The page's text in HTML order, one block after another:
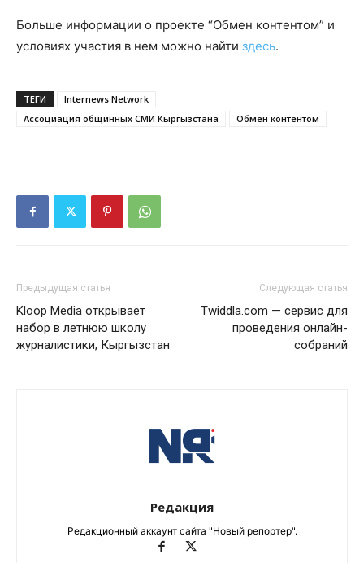
Больше информации о проекте “Обмен контентом” и
условиях участия в нем можно найти здесь.
ТЕГИ
Internews Network
Ассоциация общинных СМИ Кыргызстана
Обмен контентом
Предыдущая статья
Kloop Media открывает
набор в летнюю школу
журналистики, Кыргызстан
Следующая статья
Twiddla.com — сервис для
проведения онлайн-
собраний
Редакция
Редакционный аккаунт сайта "Новый репортер".